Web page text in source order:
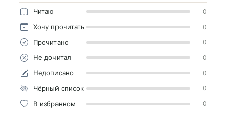
Читаю 0
Хочу прочитать 0
Прочитано 0
Не дочитал 0
Недописано 0
Чёрный список 0
В избранном 0